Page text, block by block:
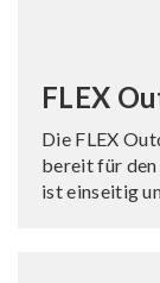
FLEX
Die FLEX
bereit für den
ist einseitig